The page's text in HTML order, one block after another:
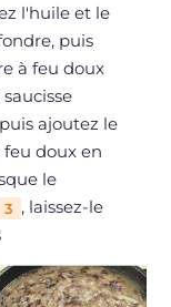
l'huile et le
puis
à feu doux
ajoutez le
doux en
le
3 , laissez-le